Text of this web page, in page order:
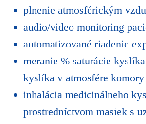
plnenie atmosférickým
audio/video monitoring
automatizované riadenie
meranie % saturácie
kyslíka v atmosfére komory
inhalácia medicinálneho
prostredníctvom masiek s